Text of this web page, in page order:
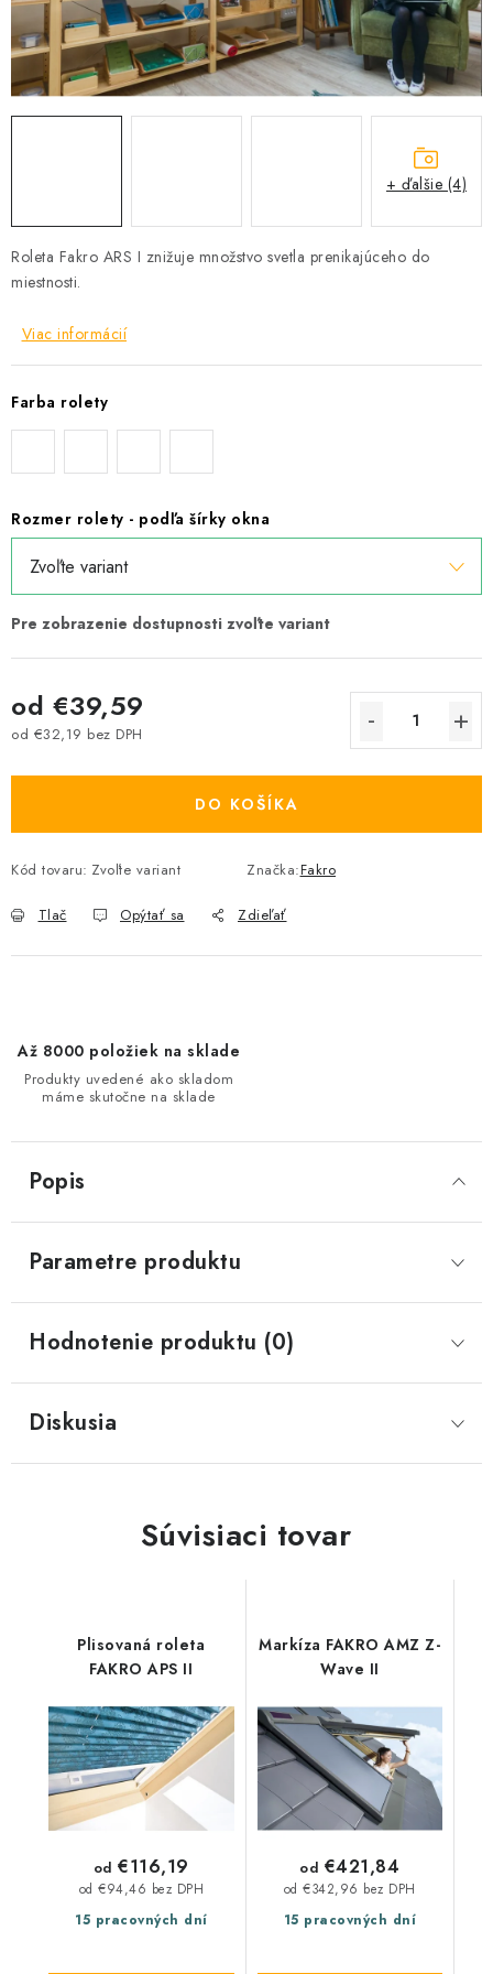
Podmínky ochrany osobních údajů
Obchodní podmínky
Mapa webu Milpe.sk
Roleta Fakro ARS I znižuje množstvo svetla prenikajúceho do
miestnosti.
Viac informácií
Farba rolety
Rozmer rolety - podľa šírky okna
od €39,59
od €32,19 bez DPH
DO KOŠÍKA
Kód tovaru: Zvoľte variant Značka:Fakro
Tlač Opýtať sa Zdieľať
+ ďalšie (4)
Až 8000 položiek na sklade
Produkty uvedené ako skladom
máme skutočne na sklade
Popis
Parametre produktu
Hodnotenie produktu (0)
Diskusia
Súvisiaci tovar
Plisovaná roleta
FAKRO APS II
15 pracovných dní
od €94,46 bez DPH
od €116,19
Markíza FAKRO AMZ Z-
Wave II
15 pracovných dní
od €342,96 bez DPH
od €421,84